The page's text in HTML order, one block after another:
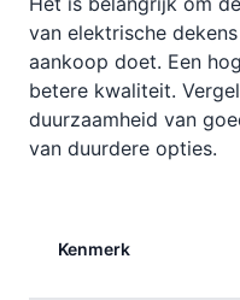
van elektrische
aankoop doet. Een
betere kwaliteit.
duurzaamheid van
van duurdere opties.
Kenmerk